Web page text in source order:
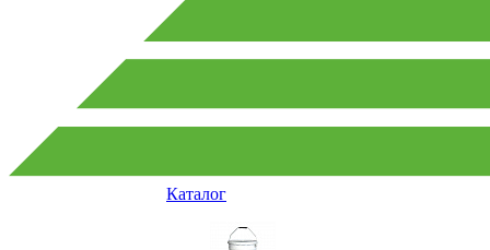
Каталог